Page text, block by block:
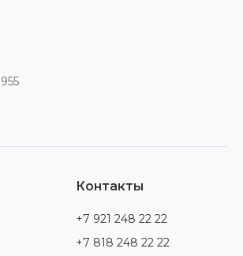
Контакты
+7 921 248 22 22
+7 818 248 22 22